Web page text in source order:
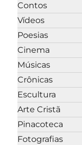
Contos
Vídeos
Poesias
Cinema
Músicas
Crônicas
Escultura
Arte Cristã
Pinacoteca
Fotografias